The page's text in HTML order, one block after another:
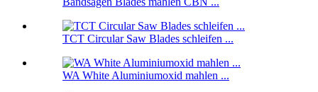
TCT Circular Saw Blades schleifen ...
WA White Aluminiumoxid mahlen ...